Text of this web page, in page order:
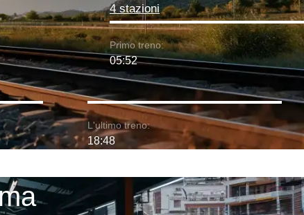
4 stazioni
Primo treno:
05:52
L'ultimo treno:
18:48